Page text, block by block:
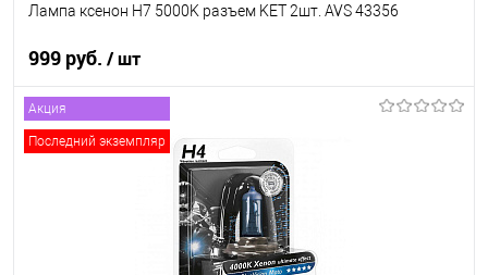
Лампа ксенон H7 5000K разъем KET 2шт. AVS 43356
999 руб. / шт
Акция
Последний экземпляр